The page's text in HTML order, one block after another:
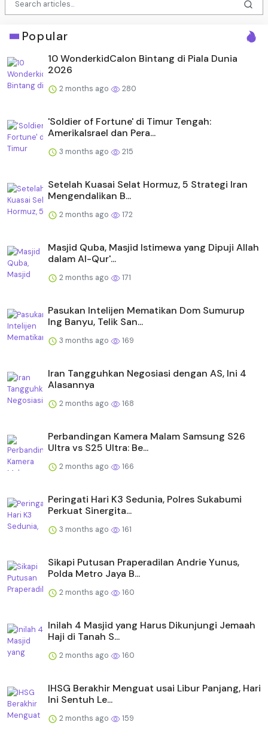
Popular
10 WonderkidCalon Bintang di Piala Dunia
2026
2 months ago 280
'Soldier of Fortune' di Timur Tengah:
AmerikaIsrael dan Pera...
3 months ago 215
Setelah Kuasai Selat Hormuz, 5 Strategi Iran
Mengendalikan B...
2 months ago 172
Masjid Quba, Masjid Istimewa yang Dipuji Allah
dalam Al-Qur'...
2 months ago 171
Pasukan Intelijen Mematikan Dom Sumurup
Ing Banyu, Telik San...
3 months ago 169
Iran Tangguhkan Negosiasi dengan AS, Ini 4
Alasannya
2 months ago 168
Perbandingan Kamera Malam Samsung S26
Ultra vs S25 Ultra: Be...
2 months ago 166
Peringati Hari K3 Sedunia, Polres Sukabumi
Perkuat Sinergita...
3 months ago 161
Sikapi Putusan Praperadilan Andrie Yunus,
Polda Metro Jaya B...
2 months ago 160
Inilah 4 Masjid yang Harus Dikunjungi Jemaah
Haji di Tanah S...
2 months ago 160
IHSG Berakhir Menguat usai Libur Panjang, Hari
Ini Sentuh Le...
2 months ago 159